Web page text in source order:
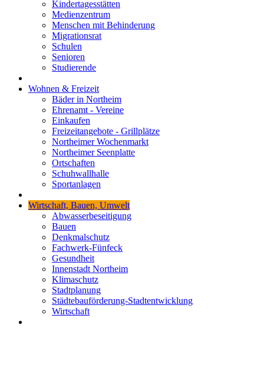
Kindertagesstätten
Medienzentrum
Menschen mit Behinderung
Migrationsrat
Schulen
Senioren
Studierende
Wohnen & Freizeit
Bäder in Northeim
Ehrenamt - Vereine
Einkaufen
Freizeitangebote - Grillplätze
Northeimer Wochenmarkt
Northeimer Seenplatte
Ortschaften
Schuhwallhalle
Sportanlagen
Wirtschaft, Bauen, Umwelt
Abwasserbeseitigung
Bauen
Denkmalschutz
Fachwerk-Fünfeck
Gesundheit
Innenstadt Northeim
Klimaschutz
Stadtplanung
Städtebauförderung-Stadtentwicklung
Wirtschaft